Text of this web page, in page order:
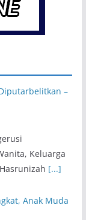
–
Keluarga
[...]
Anak Muda